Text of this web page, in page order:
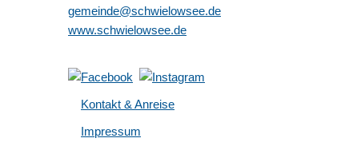
gemeinde@schwielowsee.de
www.schwielowsee.de
Kontakt & Anreise
Impressum